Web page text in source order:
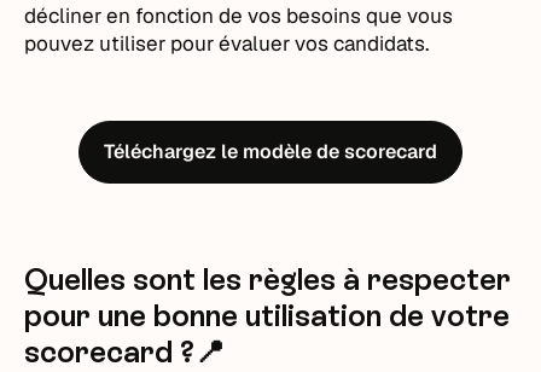
décliner en fonction de vos besoins que vous
pouvez utiliser pour évaluer vos candidats.
Téléchargez le modèle de scorecard
Quelles sont les règles à respecter
pour une bonne utilisation de votre
scorecard ?📍